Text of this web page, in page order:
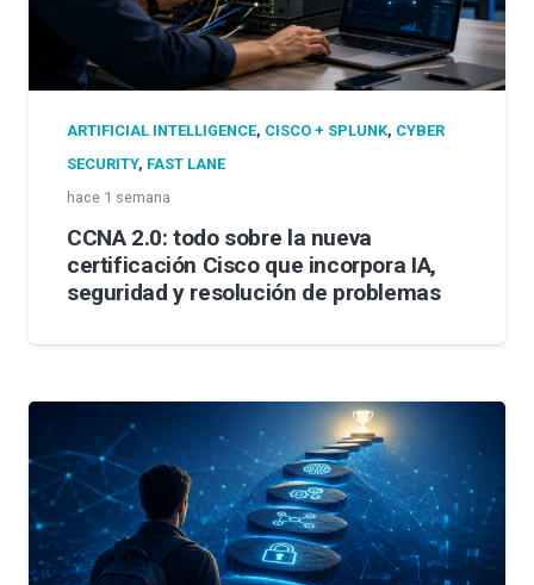
ARTIFICIAL INTELLIGENCE, CISCO + SPLUNK, CYBER
SECURITY, FAST LANE
hace 1 semana
CCNA 2.0: todo sobre la nueva
certificación Cisco que incorpora IA,
seguridad y resolución de problemas